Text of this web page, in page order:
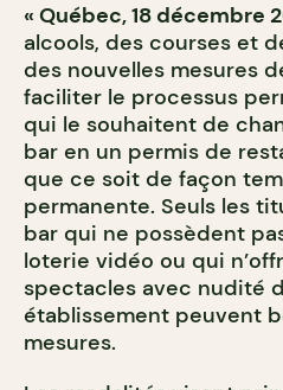
« Québec, 18 décembre
alcools, des courses et
des nouvelles mesures
faciliter le processus
qui le souhaitent de
bar en un permis de
que ce soit de façon
permanente. Seuls les
bar qui ne possèdent
loterie vidéo ou qui
spectacles avec nudité
établissement peuvent
mesures.